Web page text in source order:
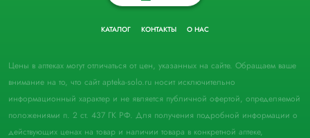
КАТАЛОГ КОНТАКТЫ О НАС
Цены в аптеках могут отличаться от цен, указанных на сайте. Обращаем ваше
внимание на то, что сайт apteka-solo.ru носит исключительно
информационный характер и не является публичной офертой, определяемой
положениями п. 2 ст. 437 ГК РФ. Для получения подробной информации о
действующих ценах на товар и наличии товара в конкретной аптеке,